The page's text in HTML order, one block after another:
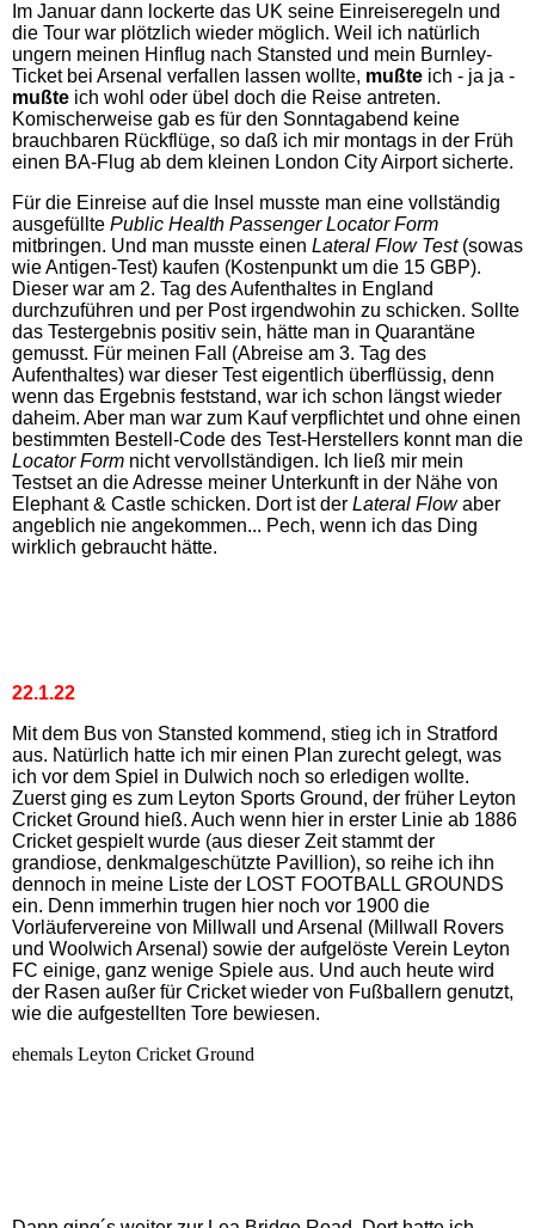
Im Januar dann lockerte das UK seine Einreiseregeln und
die Tour war plötzlich wieder möglich. Weil ich natürlich
ungern meinen Hinflug nach Stansted und mein Burnley-
Ticket bei Arsenal verfallen lassen wollte, mußte ich - ja ja -
mußte ich wohl oder übel doch die Reise antreten.
Komischerweise gab es für den Sonntagabend keine
brauchbaren Rückflüge, so daß ich mir montags in der Früh
einen BA-Flug ab dem kleinen London City Airport sicherte.
Für die Einreise auf die Insel musste man eine vollständig
ausgefüllte Public Health Passenger Locator Form
mitbringen. Und man musste einen Lateral Flow Test(sowas
wie Antigen-Test) kaufen (Kostenpunkt um die 15 GBP).
Dieser war am 2. Tag des Aufenthaltes in England
durchzuführen und per Post irgendwohin zu schicken. Sollte
das Testergebnis positiv sein, hätte man in Quarantäne
gemusst. Für meinen Fall (Abreise am 3. Tag des
Aufenthaltes) war dieser Test eigentlich überflüssig, denn
wenn das Ergebnis feststand, war ich schon längst wieder
daheim. Aber man war zum Kauf verpflichtet und ohne einen
bestimmten Bestell-Code des Test-Herstellers konnt man die
Locator Form nicht vervollständigen. Ich ließ mir mein
Testset an die Adresse meiner Unterkunft in der Nähe von
Elephant & Castle schicken. Dort ist der Lateral Flowaber
angeblich nie angekommen... Pech, wenn ich das Ding
wirklich gebraucht hätte.
22.1.22
Mit dem Bus von Stansted kommend, stieg ich in Stratford
aus. Natürlich hatte ich mir einen Plan zurecht gelegt, was
ich vor dem Spiel in Dulwich noch so erledigen wollte.
Zuerst ging es zum Leyton Sports Ground, der früher Leyton
Cricket Ground hieß. Auch wenn hier in erster Linie ab 1886
Cricket gespielt wurde (aus dieser Zeit stammt der
grandiose, denkmalgeschützte Pavillion), so reihe ich ihn
dennoch in meine Liste der LOST FOOTBALL GROUNDS
ein. Denn immerhin trugen hier noch vor 1900 die
Vorläufervereine von Millwall und Arsenal (Millwall Rovers
und Woolwich Arsenal) sowie der aufgelöste Verein Leyton
FC einige, ganz wenige Spiele aus. Und auch heute wird
der Rasen außer für Cricket wieder von Fußballern genutzt,
wie die aufgestellten Tore bewiesen.
ehemals Leyton Cricket Ground